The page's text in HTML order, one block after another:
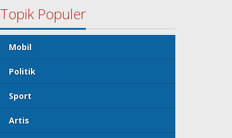
Topik Populer
Mobil
Politik
Sport
Artis